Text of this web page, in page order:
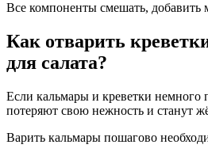
Все компоненты смешать, добавить
Как отварить
для салата?
Если кальмары и креветки немного
потеряют свою нежность и станут
Варить кальмары пошагово